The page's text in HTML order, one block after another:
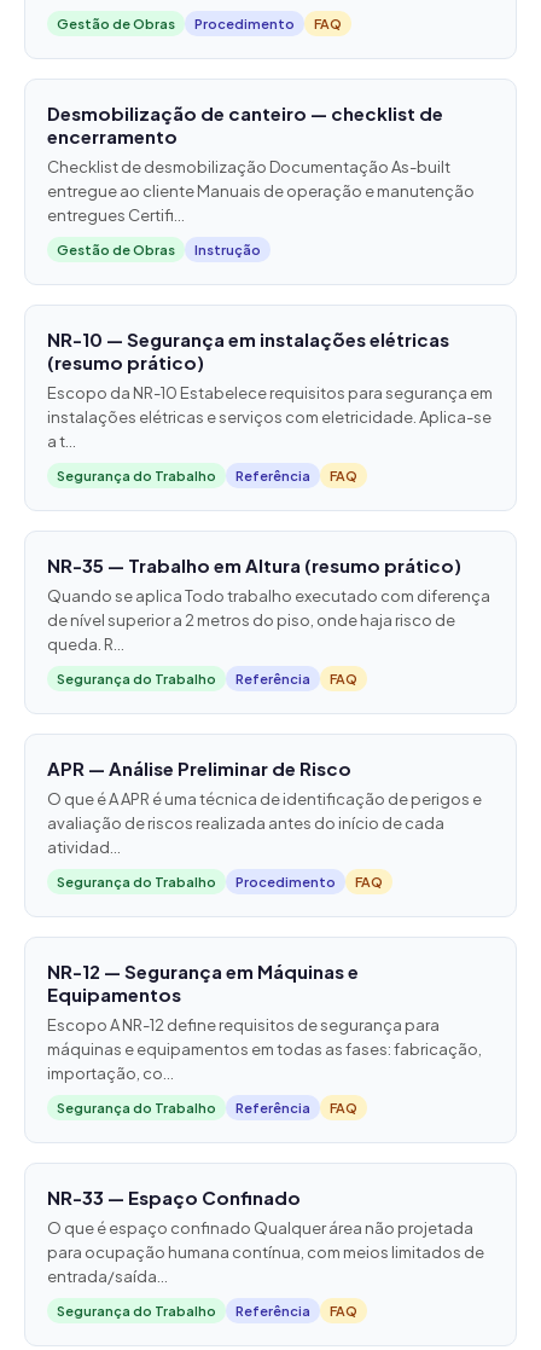
Gestão de Obras Procedimento FAQ
Desmobilização de canteiro — checklist de
encerramento
Checklist de desmobilização Documentação As-built
entregue ao cliente Manuais de operação e manutenção
entregues Certifi...
Gestão de Obras Instrução
NR-10 — Segurança em instalações elétricas
(resumo prático)
Escopo da NR-10 Estabelece requisitos para segurança em
instalações elétricas e serviços com eletricidade. Aplica-se
a t...
Segurança do Trabalho Referência FAQ
NR-35 — Trabalho em Altura (resumo prático)
Quando se aplica Todo trabalho executado com diferença
de nível superior a 2 metros do piso, onde haja risco de
queda. R...
Segurança do Trabalho Referência FAQ
APR — Análise Preliminar de Risco
O que é A APR é uma técnica de identificação de perigos e
avaliação de riscos realizada antes do início de cada
atividad...
Segurança do Trabalho Procedimento FAQ
NR-12 — Segurança em Máquinas e
Equipamentos
Escopo A NR-12 define requisitos de segurança para
máquinas e equipamentos em todas as fases: fabricação,
importação, co...
Segurança do Trabalho Referência FAQ
NR-33 — Espaço Confinado
O que é espaço confinado Qualquer área não projetada
para ocupação humana contínua, com meios limitados de
entrada/saída...
Segurança do Trabalho Referência FAQ